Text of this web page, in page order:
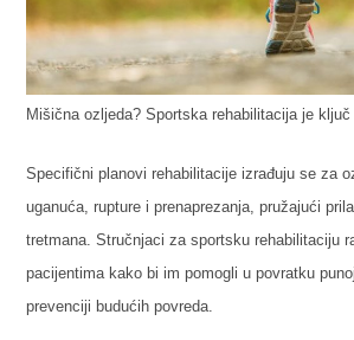
Mišična ozljeda? Sportska rehabilitacija je
Specifični planovi rehabilitacije izrađuju se za
uganuća, rupture i prenaprezanja, pružajući
tretmana. Stručnjaci za sportsku rehabilitaciju
pacijentima kako bi im pomogli u povratku
prevenciji budućih povreda.